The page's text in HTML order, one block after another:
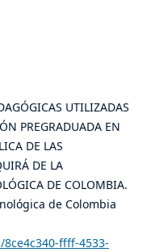
UTILIZADAS
PREGRADUADA EN
DE LAS
DE LA
DE COLOMBIA.
de Colombia
ffff-4533-